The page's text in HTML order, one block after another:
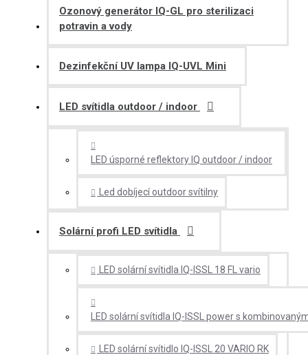
Ozonový generátor IQ-GL pro sterilizaci
potravin a vody
Dezinfekční UV lampa IQ-UVL Mini
LED svítidla outdoor / indoor
LED úsporné reflektory IQ outdoor / indoor
Led dobíjecí outdoor svítilny
Solární profi LED svítidla
LED solární svítidla IQ-ISSL 18 FL vario
LED solární svítidla IQ-ISSL power s
LED solární svítidlo IQ-ISSL 20 VARIO RK